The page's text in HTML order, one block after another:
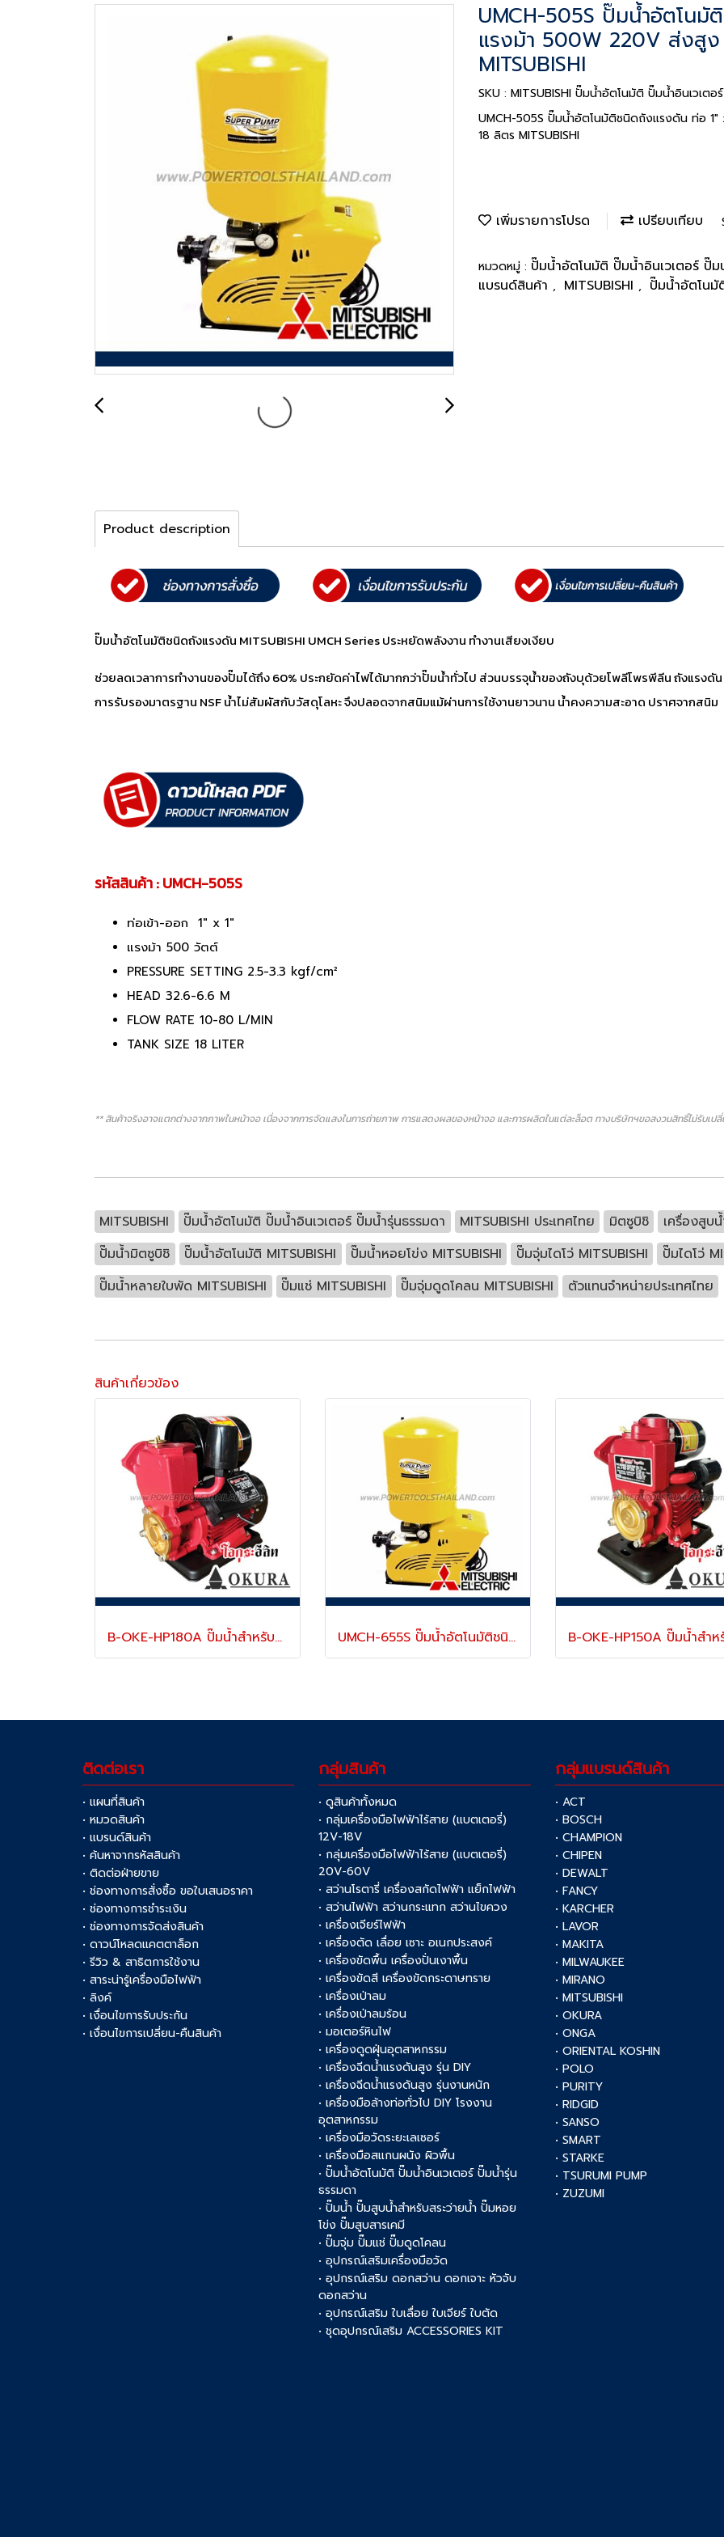
UMCH-505S ปั๊มน้ำอัตโน
แรงม้า 500W 220V ส่งสู
MITSUBISHI
SKU : MITSUBISHI ปั๊มน้ำอัตโนมัติ ปั๊มน้ำอินเวเต
UMCH-505S ปั๊มน้ำอัตโนมัติชนิดถังแรงดัน ท่อ
18 ลิตร MITSUBISHI
เพิ่มรายการโปรด เปรียบเทียบ
หมวดหมู่ : ปั๊มน้ำอัตโนมัติ ปั๊มน้ำอินเวเตอร์ ปั๊
แบรนด์สินค้า , MITSUBISHI , ปั๊มน้ำอัตโนมั
Product description
ปั๊มน้ำอัตโนมัติชนิดถังแรงดัน MITSUBISHI UMCH Series ประหยัดพลังงาน ทำงานเสียงเงียบ
ช่วยลดเวลาการทำงานของปั๊มได้ถึง 60% ประกยัดค่าไฟได้มากกว่าปั๊มน้ำทั่วไป ส่วนบรรจุน้ำของถังบุด้วยโพลีโพรพีลีน ถังแรงดั
การรับรองมาตรฐาน NSF น้ำไม่สัมผัสกับวัสดุโลหะ จึงปลอดจากสนิมแม้ผ่านการใช้งานยาวนาน น้ำคงความสะอาด ปราศจากสนิม
รหัสสินค้า : UMCH-505S
ท่อเข้า-ออก 1" x 1"
แรงม้า 500 วัตต์
PRESSURE SETTING 2.5-3.3 kgf/cm²
HEAD 32.6-6.6 M
FLOW RATE 10-80 L/MIN
TANK SIZE 18 LITER
** สินค้าจริงอาจแตกต่างจากภาพในหน้าจอ เนื่องจากการจัดแสงในการถ่ายภาพ การแสดงผลของหน้าจอ และการผลิตในแต่ละล็อต ทางบริษัทฯขอสงวนสิทธิ์ไม่รับเป
MITSUBISHI ปั๊มน้ำอัตโนมัติ ปั๊มน้ำอินเวเตอร์ ปั๊มน้ำรุ่นธรรมดา MITSUBISHI ประเทศไทย มิตซูบิชิ
เครื่องสูบ
ปั๊มน้ำมิตซูบิชิ
ปั๊มน้ำอัตโนมัติ MITSUBISHI ปั๊มน้ำหอยโข่ง MITSUBISHI ปั๊มจุ่มไดโว่ MITSUBISHI
ปั๊มไดโว่
ปั๊มน้ำหลายใบพัด MITSUBISHI
ปั๊มแช่ MITSUBISHI ปั๊มจุ่มดูดโคลน MITSUBISHI ตัวแทนจำหน่ายประเทศไทย
สินค้าเกี่ยวข้อง
B-OKE-HP180A ปั๊มน้ำสำหรับบ้านพักอาศัย ท่อ 1 นิ้ว (25 มม.) มอเตอร์ 370 วัตต์/220V -50HZ ส่งสูงสุด 40 เมตร ขนาดถังแรงดัน 2.0 ลิตร (สำหรับบ้าน 1-4 ชั้น/4ห้องน้ำ) รุ่นประหยัด "OKURA โอกุระอีลิท" UMCH-655S ปั๊มน้ำอัตโนมัติชนิดถังแรงดัน ท่อ 1" x 1" แรงม้า 650W 220V ส่งสูง 39.2-6.8 ม. ขนาดถัง 18 ลิตร MITSUBISHI
ติดต่อเรา
• แผนที่สินค้า
• หมวดสินค้า
• แบรนด์สินค้า
• ค้นหาจากรหัสสินค้า
• ติดต่อฝ่ายขาย
• ช่องทางการสั่งซื้อ ขอใบเสนอราคา
• ช่องทางการชำระเงิน
• ช่องทางการจัดส่งสินค้า
• ดาวน์โหลดแคตตาล็อก
• รีวิว & สาธิตการใช้งาน
• สาระน่ารู้เครื่องมือไฟฟ้า
• ลิงค์
• เงื่อนไขการรับประกัน
• เงื่อนไขการเปลี่ยน-คืนสินค้า
กลุ่มสินค้า
• ดูสินค้าทั้งหมด
• กลุ่มเครื่องมือไฟฟ้าไร้สาย (แบตเตอรี่)
12V-18V
• กลุ่มเครื่องมือไฟฟ้าไร้สาย (แบตเตอรี่)
20V-60V
• สว่านโรตารี่ เครื่องสกัดไฟฟ้า แย็กไฟฟ้า
• สว่านไฟฟ้า สว่านกระแทก สว่านไขควง
• เครื่องเจียร์ไฟฟ้า
• เครื่องตัด เลื่อย เซาะ อเนกประสงค์
• เครื่องขัดพื้น เครื่องปั่นเงาพื้น
• เครื่องขัดสี เครื่องขัดกระดาษทราย
• เครื่องเป่าลม
• เครื่องเป่าลมร้อน
• มอเตอร์หินไฟ
• เครื่องดูดฝุ่นอุตสาหกรรม
• เครื่องฉีดน้ำแรงดันสูง รุ่น DIY
• เครื่องฉีดน้ำแรงดันสูง รุ่นงานหนัก
• เครื่องมือล้างท่อทั่วไป DIY โรงงาน
อุตสาหกรรม
• เครื่องมือวัดระยะเลเซอร์
• เครื่องมือสแกนผนัง ผิวพื้น
• ปั๊มน้ำอัตโนมัติ ปั๊มน้ำอินเวเตอร์ ปั๊มน้ำรุ่น
ธรรมดา
• ปั๊มน้ำ ปั๊มสูบน้ำสำหรับสระว่ายน้ำ ปั๊มหอย
โข่ง ปั๊มสูบสารเคมี
• ปั๊มจุ่ม ปั๊มแช่ ปั๊มดูดโคลน
• อุปกรณ์เสริมเครื่องมือวัด
• อุปกรณ์เสริม ดอกสว่าน ดอกเจาะ หัวจับ
ดอกสว่าน
• อุปกรณ์เสริม ใบเลื่อย ใบเจียร์ ใบตัด
• ชุดอุปกรณ์เสริม ACCESSORIES KIT
กลุ่มแบรนด์สินค้า
• ACT
• BOSCH
• CHAMPION
• CHIPEN
• DEWALT
• FANCY
• KARCHER
• LAVOR
• MAKITA
• MILWAUKEE
• MIRANO
• MITSUBISHI
• OKURA
• ONGA
• ORIENTAL KOSHIN
• POLO
• PURITY
• RIDGID
• SANSO
• SMART
• STARKE
• TSURUMI PUMP
• ZUZUMI